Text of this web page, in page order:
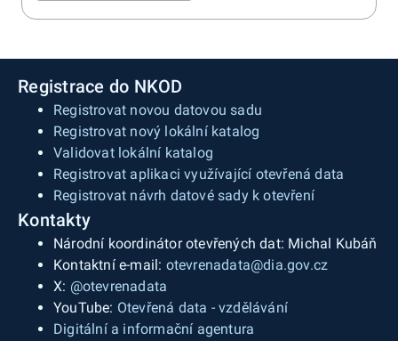
Registrace do NKOD
Registrovat novou datovou sadu
Registrovat nový lokální katalog
Validovat lokální katalog
Registrovat aplikaci využívající otevřená data
Registrovat návrh datové sady k otevření
Kontakty
Národní koordinátor otevřených dat: Michal Kubáň
Kontaktní e-mail: otevrenadata@dia.gov.cz
X: @otevrenadata
YouTube: Otevřená data - vzdělávání
Digitální a informační agentura